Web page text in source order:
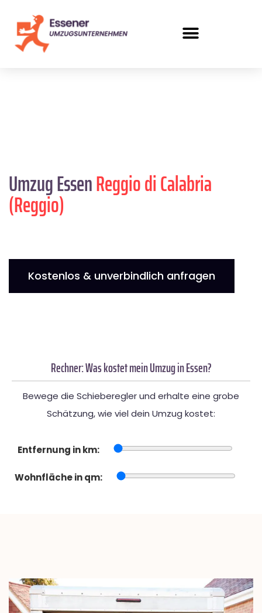
Umzug EssenReggio di Calabria
(Reggio)
Kostenlos & unverbindlich anfragen
Rechner: Was kostet mein Umzug in Essen?
Bewege die Schieberegler und erhalte eine grobe
Schätzung, wie viel dein Umzug kostet:
Entfernung in km:
Wohnfläche in qm: